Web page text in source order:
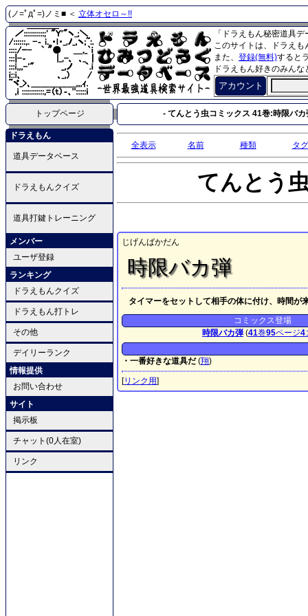
(ノ=ﾟдﾟ=)ノミ■ ＜ 立体オセロ～!!
「ドラえもん秘密道具
このサイトは、ドラえ
また、 登録(無料)すると
ドラえもん好きのみん
アカウント
トップページ - てんとう虫コミックス 41巻:時限バ
ドラえもん
道具データベース
ドラえもんクイズ
道具打鍵トレーニング
メンバー
ユーザ登録
ランキング
ドラえもんクイズ
ドラえもん打トレ
その他
デイリーランク
情報提供
お問い合わせ
サイト
掲示板
チャット(0人在室)
リンク
全表示 名前 種類 タグ
てんとう
じげんばかだん
時限バカ弾
タイマーをセットして相手の体に付け、時間が
コミックス登場
時限バカ弾 (41巻95ページ4
・一番好きな道具だ(翔)
[リンク用]